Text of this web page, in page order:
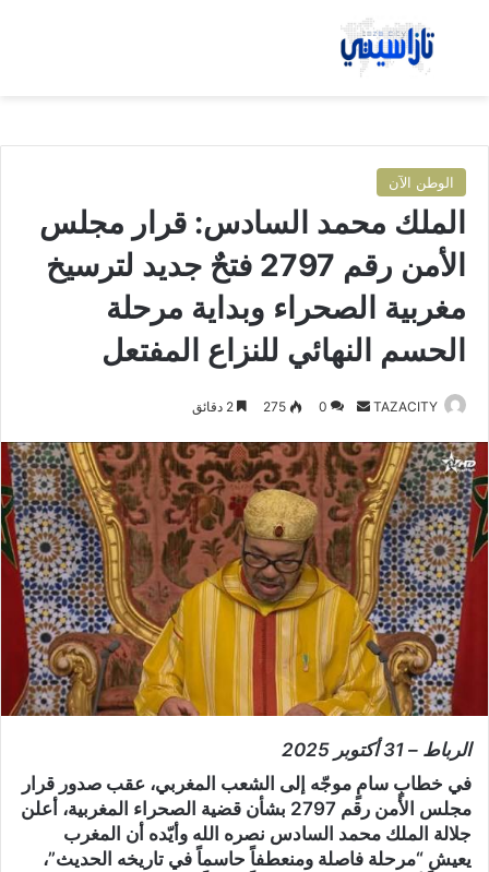
بحث عن
الوطن الآن
الملك محمد السادس: قرار مجلس
الأمن رقم 2797 فتحٌ جديد لترسيخ
مغربية الصحراء وبداية مرحلة
الحسم النهائي للنزاع المفتعل
TAZACITY
س
ل
ب
ر
د
ا
إ
ل
ك
ت
ر
ن
ا
0
275
الرباط – 31 أكتوبر 2025
في خطابٍ سامٍ موجّه إلى الشعب المغربي، عقب صدور قرار
مجلس الأمن رقم 2797
بشأن قضية الصحراء المغربية، أعلن
جلالة الملك محمد السادس نصره الله وأيّده أن المغرب
يعيش “مرحلة فاصلة ومنعطفاً حاسماً في تاريخه الحديث”،